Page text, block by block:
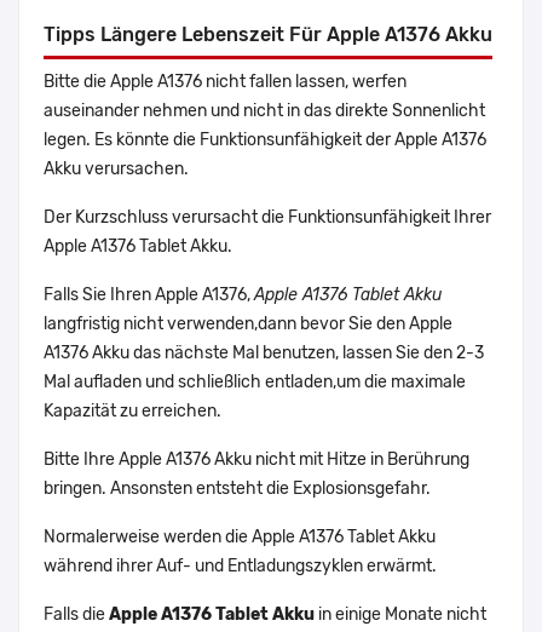
Tipps Längere Lebenszeit Für Apple A1376 Akku
Bitte die Apple A1376 nicht fallen lassen, werfen
auseinander nehmen und nicht in das direkte Sonnenlicht
legen. Es könnte die Funktionsunfähigkeit der Apple A1376
Akku verursachen.
Der Kurzschluss verursacht die Funktionsunfähigkeit Ihrer
Apple A1376 Tablet Akku.
Falls Sie Ihren Apple A1376,Apple A1376 Tablet Akku
langfristig nicht verwenden,dann bevor Sie den Apple
A1376 Akku das nächste Mal benutzen, lassen Sie den 2-3
Mal aufladen und schließlich entladen,um die maximale
Kapazität zu erreichen.
Bitte Ihre Apple A1376 Akku nicht mit Hitze in Berührung
bringen. Ansonsten entsteht die Explosionsgefahr.
Normalerweise werden die Apple A1376 Tablet Akku
während ihrer Auf- und Entladungszyklen erwärmt.
Falls dieApple A1376 Tablet Akku in einige Monate nicht